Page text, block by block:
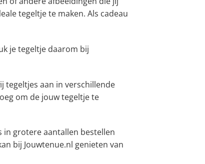
tegeltje te maken. Als cadeau
je tegeltje daarom bij
tegeltjes aan in verschillende
om de jouw tegeltje te
in grotere aantallen bestellen
bij Jouwtenue.nl genieten van